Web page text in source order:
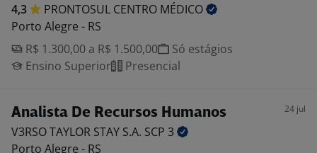
4,3 PRONTOSUL CENTRO MÉDICO
Porto Alegre - RS
R$ 1.300,00 a R$ 1.500,00
Só estágios
Ensino Superior
Presencial
Analista De Recursos Humanos 24 jul
V3RSO TAYLOR STAY S.A. SCP 3
Porto Alegre - RS